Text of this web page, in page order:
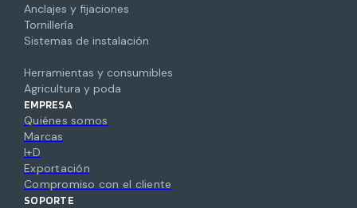
Anclajes y fijaciones
Tornillería
Sistemas de instalación
Herramientas y consumibles
Agricultura y poda
EMPRESA
Quiénes somos
Marcas
I+D
Exportación
Compromiso con el cliente
SOPORTE